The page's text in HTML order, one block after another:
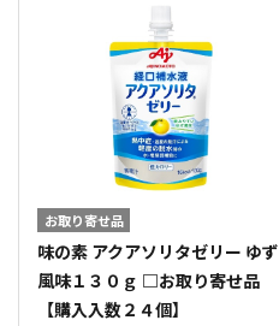
お取り寄せ品
味の素 アクアソリタゼリー ゆず
風味１３０ｇ □お取り寄せ品
【購入入数２４個】